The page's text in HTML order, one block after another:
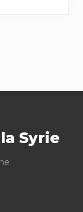
Syrie